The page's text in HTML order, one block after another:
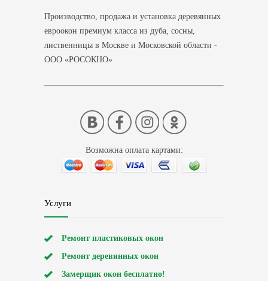
Производство, продажа и установка деревянных
евроокон премиум класса из дуба, сосны,
лиственницы в Москве и Московской области -
ООО «РОСОКНО»
Возможна оплата картами:
Услуги
Ремонт пластиковых окон
Ремонт деревянных окон
Замерщик окон бесплатно!